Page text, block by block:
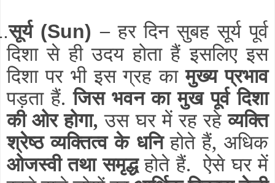
सूर्य (Sun)–हर दिन सुबह सूर्य पूर्व
दिशा से ही उदय होता हैं इसलिए इस
दिशा पर भी इस ग्रह कामुख्य प्रभाव
पड़ता हैं.जिस भवन का मुख पूर्व दिशा
की ओर होगा, उस घर में रह रहेव्यक्ति
श्रेष्ठ व्यक्तित्व के धनिहोते हैं, अधिक
ओजस्वी तथा समृद्धहोते हैं. ऐसे घर में